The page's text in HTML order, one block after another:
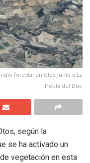
forestal en Otos junto a La
Pobla del Duc
según la
se ha activado un
vegetación en esta